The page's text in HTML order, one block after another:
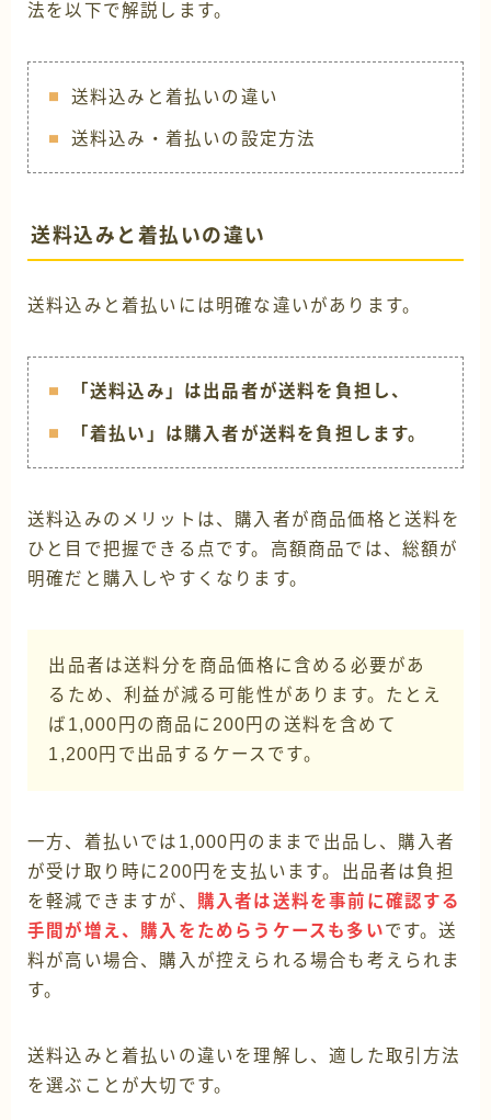
法を以下で解説します。
送料込みと着払いの違い
送料込み・着払いの設定方法
送料込みと着払いの違い
送料込みと着払いには明確な違いがあります。
「送料込み」は出品者が送料を負担し、
「着払い」は購入者が送料を負担します。
送料込みのメリットは、購入者が商品価格と送料を
ひと目で把握できる点です。高額商品では、総額が
明確だと購入しやすくなります。
出品者は送料分を商品価格に含める必要があ
るため、利益が減る可能性があります。たとえ
ば1,000円の商品に200円の送料を含めて
1,200円で出品するケースです。
一方、着払いでは1,000円のままで出品し、購入者
が受け取り時に200円を支払います。出品者は負担
を軽減できますが、 購入者は送料を事前に確認する
手間が増え、購入をためらうケースも多いです。送
料が高い場合、購入が控えられる場合も考えられま
す。
送料込みと着払いの違いを理解し、適した取引方法
を選ぶことが大切です。